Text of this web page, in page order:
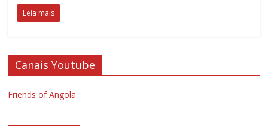
Leia mais
Canais Youtube
Friends of Angola